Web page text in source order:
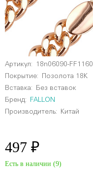
Артикул:
18n06090-FF1160
Покрытие: Позолота 18К
Вставка: Без вставок
Бренд:
FALLON
Производитель: Китай
497 ₽
Есть в наличии (9)